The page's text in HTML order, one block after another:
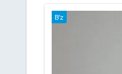
B'z